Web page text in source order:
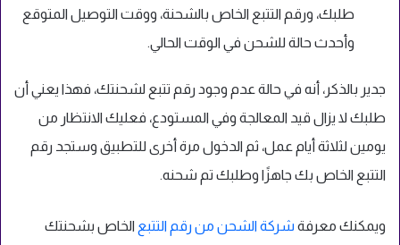
طلبك، ورقم التتبع الخاص بالشحنة، ووقت التوصيل المتوقع
وأحدث حالة للشحن في الوقت الحالي.
جدير بالذكر، أنه في حالة عدم وجود رقم تتبع لشحنتك، فهذا يعني أن
طلبك لا يزال قيد المعالجة وفي المستودع، فعليك الانتظار من
يومين لثلاثة أيام عمل، ثم الدخول مرة أخرى للتطبيق وستجد رقم
التتبع الخاص بك جاهزًا وطلبك تم شحنه.
ويمكنك معرفة شركة الشحن من رقم التتبع الخاص بشحنتك